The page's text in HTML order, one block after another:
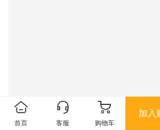
首页 客服 购物车
加入